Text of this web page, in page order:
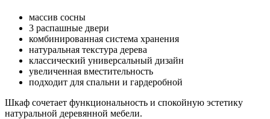
массив сосны
3 распашные двери
комбинированная система хранения
натуральная текстура дерева
классический универсальный дизайн
увеличенная вместительность
подходит для спальни и гардеробной
Шкаф сочетает функциональность и спокойную эстетику
натуральной деревянной мебели.